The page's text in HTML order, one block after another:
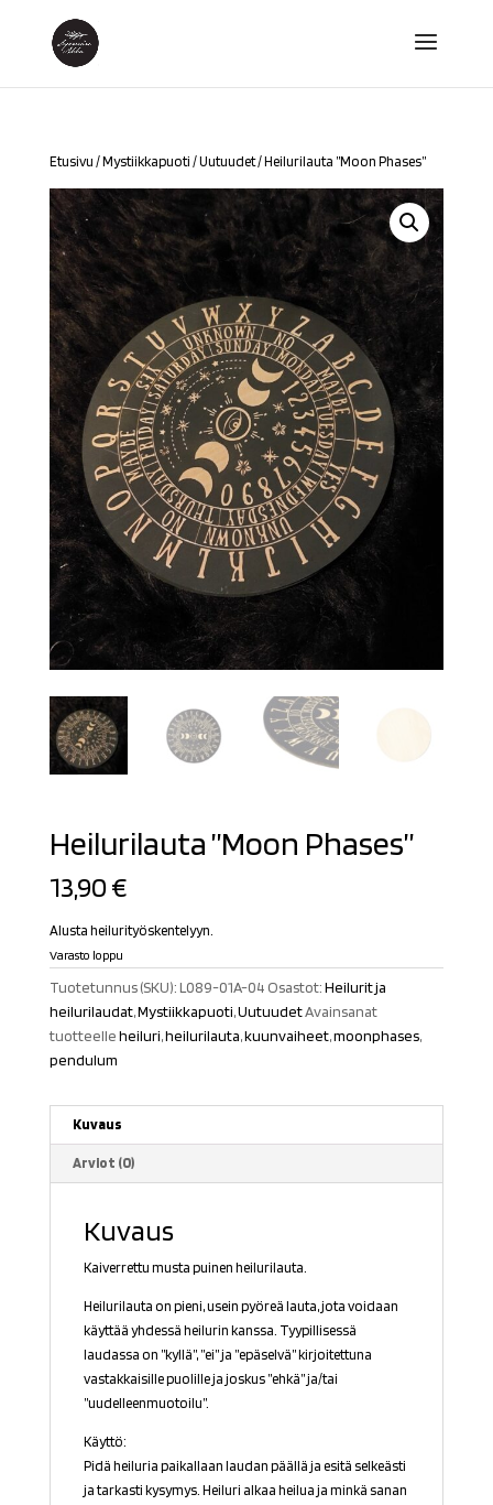
Etusivu /Mystiikkapuoti /Uutuudet/ Heilurilauta ”Moon Phases”
Heilurilauta ”Moon Phases”
13,90€
Alusta heilurityöskentelyyn.
Varasto loppu
Tuotetunnus (SKU):L089-01A-04 Osastot:Heilurit ja
heilurilaudat,Mystiikkapuoti,UutuudetAvainsanat
tuotteelleheiluri,heilurilauta,kuunvaiheet,moonphases,
pendulum
Kuvaus
Arviot (0)
Kuvaus
Kaiverrettu musta puinen heilurilauta.
Heilurilauta on pieni, usein pyöreä lauta, jota voidaan
käyttää yhdessä heilurin kanssa. Tyypillisessä
laudassa on ”kyllä”, ”ei” ja ”epäselvä” kirjoitettuna
vastakkaisille puolille ja joskus ”ehkä” ja/tai
”uudelleenmuotoilu”.
Käyttö:
Pidä heiluria paikallaan laudan päällä ja esitä selkeästi
ja tarkasti kysymys. Heiluri alkaa heilua ja minkä sanan